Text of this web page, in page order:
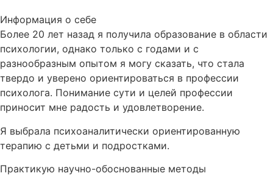
Информация о себе
Более 20 лет назад я получила образование в области
психологии, однако только с годами и с
разнообразным опытом я могу сказать, что стала
твердо и уверено ориентироваться в профессии
психолога. Понимание сути и целей профессии
приносит мне радость и удовлетворение.
Я выбрала психоаналитически ориентированную
терапию с детьми и подростками.
Практикую научно-обоснованные методы